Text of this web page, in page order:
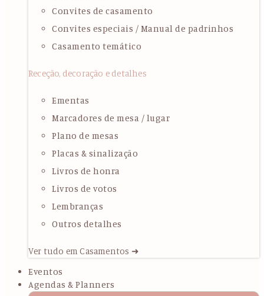
Convites de casamento
Convites especiais / Manual de padrinhos
Casamento temático
Receção, decoração e detalhes
Ementas
Marcadores de mesa / lugar
Plano de mesas
Placas & sinalização
Livros de honra
Livros de votos
Lembranças
Outros detalhes
Ver tudo em Casamentos ➜
Eventos
Agendas & Planners